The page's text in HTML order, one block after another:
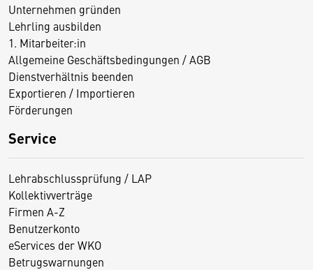
Unternehmen gründen
Lehrling ausbilden
1. Mitarbeiter:in
Allgemeine Geschäftsbedingungen / AGB
Dienstverhältnis beenden
Exportieren / Importieren
Förderungen
Service
Lehrabschlussprüfung / LAP
Kollektivverträge
Firmen A-Z
Benutzerkonto
eServices der WKO
Betrugswarnungen